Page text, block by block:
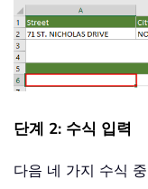
단계 2: 수식 입력
다음 네 가지 수식